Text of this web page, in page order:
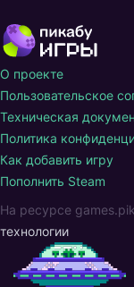
О проекте
Пользовательское
Техническая
Политика
Как добавить игру
Пополнить Steam
На ресурсе
технологии